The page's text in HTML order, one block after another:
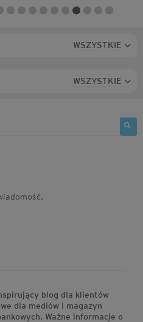
WSZYSTKIE
WSZYSTKIE
blog dla klientów
dla mediów i magazyn
Ważne informacje o